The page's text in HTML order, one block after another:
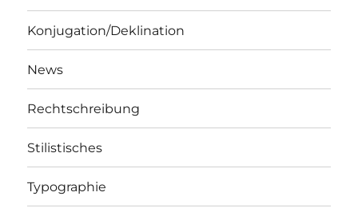
Konjugation/Deklination
News
Rechtschreibung
Stilistisches
Typographie